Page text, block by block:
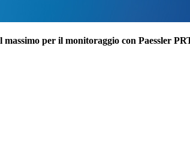
per il monitoraggio con Paessler